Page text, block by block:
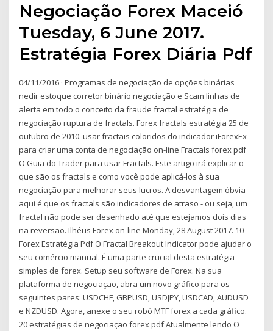
Negociação Forex Maceió
Tuesday, 6 June 2017.
Estratégia Forex Diária Pdf
04/11/2016 · Programas de negociação de opções binárias
nedir estoque corretor binário negociação e Scam linhas de
alerta em todo o conceito da fraude fractal estratégia de
negociação ruptura de fractals. Forex fractals estratégia 25 de
outubro de 2010. usar fractais coloridos do indicador iForexEx
para criar uma conta de negociação on-line Fractals forex pdf
O Guia do Trader para usar Fractals. Este artigo irá explicar o
que são os fractals e como você pode aplicá-los à sua
negociação para melhorar seus lucros. A desvantagem óbvia
aqui é que os fractals são indicadores de atraso - ou seja, um
fractal não pode ser desenhado até que estejamos dois dias
na reversão. Ilhéus Forex on-line Monday, 28 August 2017. 10
Forex Estratégia Pdf O Fractal Breakout Indicator pode ajudar o
seu comércio manual. É uma parte crucial desta estratégia
simples de forex. Setup seu software de Forex. Na sua
plataforma de negociação, abra um novo gráfico para os
seguintes pares: USDCHF, GBPUSD, USDJPY, USDCAD, AUDUSD
e NZDUSD. Agora, anexe o seu robô MTF forex a cada gráfico.
20 estratégias de negociação forex pdf Atualmente lendo O